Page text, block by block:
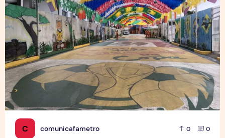
C comunicafametro 0 0